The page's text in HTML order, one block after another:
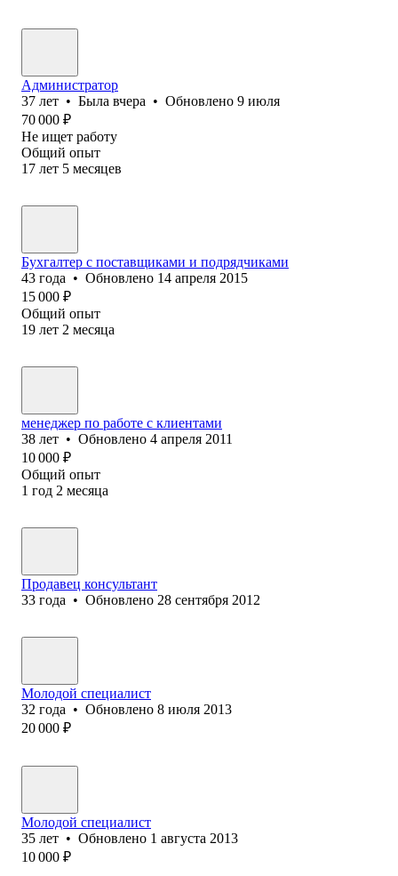
Администратор
37 лет • Была вчера • Обновлено 9 июля
70 000 ₽
Не ищет работу
Общий опыт
17 лет 5 месяцев
Бухгалтер с поставщиками и подрядчиками
43 года • Обновлено 14 апреля 2015
15 000 ₽
Общий опыт
19 лет 2 месяца
менеджер по работе с клиентами
38 лет • Обновлено 4 апреля 2011
10 000 ₽
Общий опыт
1 год 2 месяца
Продавец консультант
33 года • Обновлено 28 сентября 2012
Молодой специалист
32 года • Обновлено 8 июля 2013
20 000 ₽
Молодой специалист
35 лет • Обновлено 1 августа 2013
10 000 ₽